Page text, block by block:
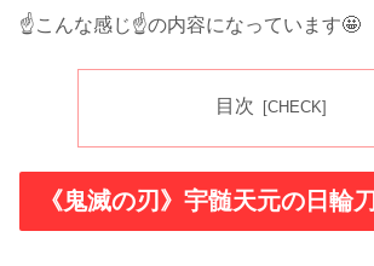
☝️こんな感じ☝️の内容になっています🤩
目次
《鬼滅の刃》宇髄天元の日輪刀